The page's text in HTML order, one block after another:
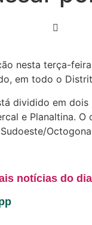
nesta terça-
em todo o
dividido em
e Planaltina.
notícias do dia